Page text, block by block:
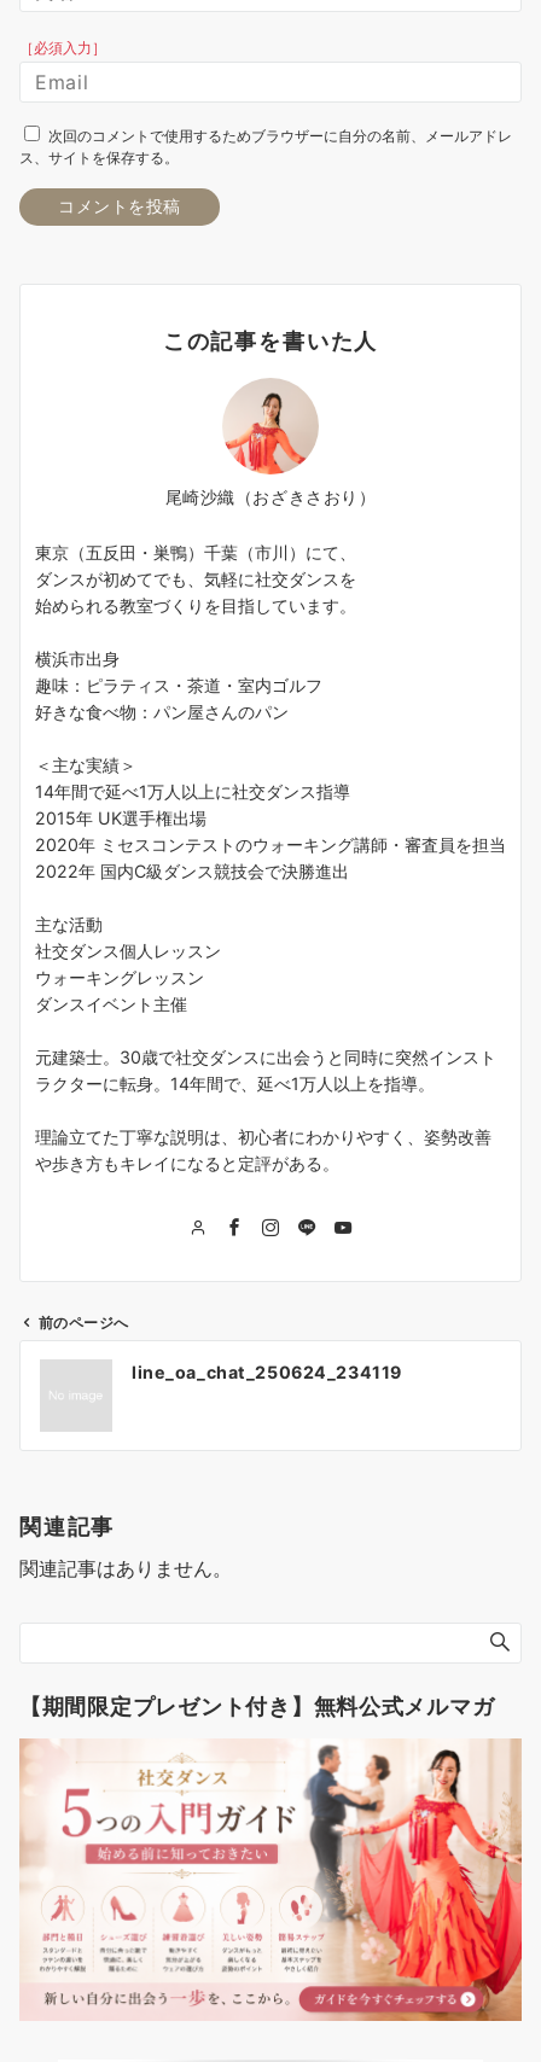
［必須入力］
次回のコメントで使用するためブラウザーに自分の名前、メールアドレ
ス、サイトを保存する。
この記事を書いた人
尾崎沙織（おざきさおり）
東京（五反田・巣鴨）千葉（市川）にて、
ダンスが初めてでも、気軽に社交ダンスを
始められる教室づくりを目指しています。
横浜市出身
趣味：ピラティス・茶道・室内ゴルフ
好きな食べ物：パン屋さんのパン
＜主な実績＞
14年間で延べ1万人以上に社交ダンス指導
2015年 UK選手権出場
2020年 ミセスコンテストのウォーキング講師・審査員を担当
2022年 国内C級ダンス競技会で決勝進出
主な活動
社交ダンス個人レッスン
ウォーキングレッスン
ダンスイベント主催
元建築士。30歳で社交ダンスに出会うと同時に突然インスト
ラクターに転身。14年間で、延べ1万人以上を指導。
理論立てた丁寧な説明は、初心者にわかりやすく、姿勢改善
や歩き方もキレイになると定評がある。
投
ナ
ゲ
ー
ン
前のページへ
line_oa_chat_250624_234119
関連記事
関連記事はありません。
【期間限定プレゼント付き】無料公式メルマガ